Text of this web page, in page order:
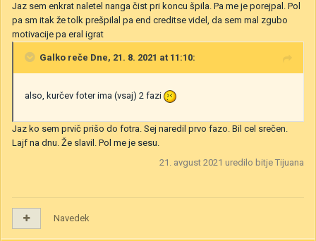
Jaz sem enkrat naletel nanga čist pri koncu špila. Pa me je porejpal. Pol
pa sm itak že tolk prešpilal pa end creditse videl, da sem mal zgubo
motivacije pa eral igrat
Galko reče Dne, 21. 8. 2021 at 11:10:
also, kurčev foter ima (vsaj) 2 fazi
Jaz ko sem prvič prišo do fotra. Sej naredil prvo fazo. Bil cel srečen.
Lajf na dnu. Že slavil. Pol me je sesu.
21. avgust 2021 uredilo bitje Tijuana
Navedek